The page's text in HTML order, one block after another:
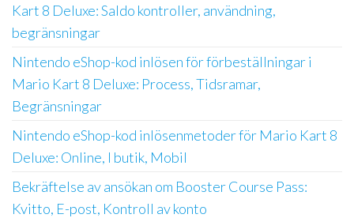
Kart 8 Deluxe: Saldo kontroller, användning,
begränsningar
Nintendo eShop-kod inlösen för förbeställningar i
Mario Kart 8 Deluxe: Process, Tidsramar,
Begränsningar
Nintendo eShop-kod inlösenmetoder för Mario Kart 8
Deluxe: Online, I butik, Mobil
Bekräftelse av ansökan om Booster Course Pass:
Kvitto, E-post, Kontroll av konto